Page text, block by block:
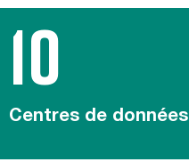
10
Centres de données